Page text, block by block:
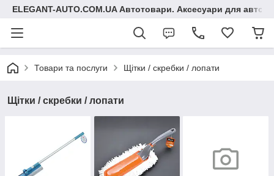
ELEGANT-AUTO.COM.UA Автотовари. Аксесуари для авто
Товари та послуги Щітки / скребки / лопати
Щітки / скребки / лопати